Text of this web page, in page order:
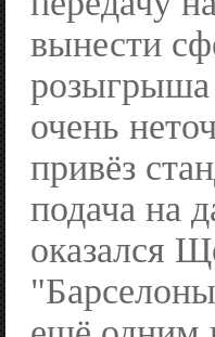
вынести
очень
привёз
подача на
оказался